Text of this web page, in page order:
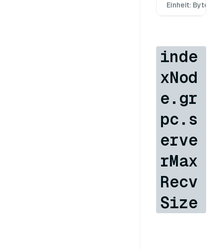
Einheit: Byte
inde
xNod
e.gr
pc.s
erve
rMax
Recv
Size